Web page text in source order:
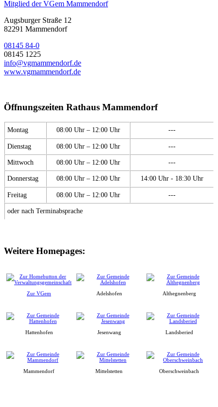
Mitglied der VGem Mammendorf
Augsburger Straße 12
82291 Mammendorf
08145 84-0
08145 1225
info@vgmammendorf.de
www.vgmammendorf.de
Öffnungszeiten Rathaus Mammendorf
Montag 08:00 Uhr – 12:00 Uhr ---
Dienstag 08:00 Uhr – 12:00 Uhr ---
Mittwoch 08:00 Uhr – 12:00 Uhr ---
Donnerstag 08:00 Uhr – 12:00 Uhr 14:00 Uhr - 18:30 Uhr
Freitag 08:00 Uhr – 12:00 Uhr ---
oder nach Terminabsprache
Weitere Homepages:
Zur VGem Adelshofen Althegnenberg
Hattenhofen Jesenwang Landsberied
Mammendorf Mittelstetten Oberschweinbach